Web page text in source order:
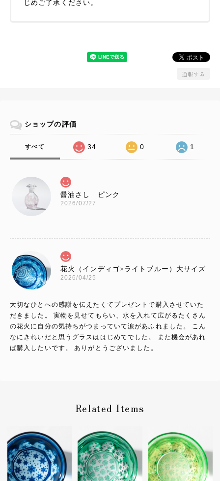
じめご了承ください。
通報する
ショップの評価
すべて 34 0 1
醤油さし ピンク
2026/07/27
花火（インディゴ×ライトブルー）大サイズ
2026/04/25
大切なひとへの感謝を伝えたくてプレゼントで購入させていた
だきました。 実物を見せてもらい、水を入れて広がるたくさん
の花火に自分の気持ちがつまっていて涙があふれました。 こん
なにきれいだと思うグラスははじめてでした。 また機会があれ
ば購入したいです。 ありがとうございました。
2024/05/27
砂切子 金魚（金赤×ライトブルー）【名入れ無料 アルファベット12文字まで】金赤という色味で還暦の方にもピッタリです！
2023/07/03
Related Items